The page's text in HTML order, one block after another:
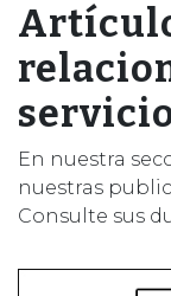
En nuestra
nuestras
Consulte sus